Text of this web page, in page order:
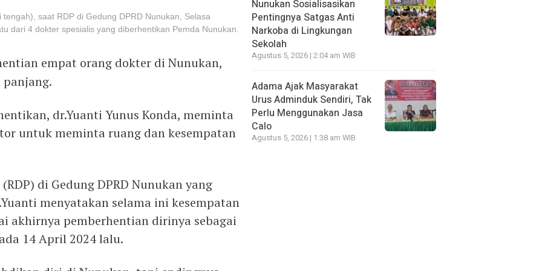
saat RDP di Gedung DPRD Nunukan, Selasa
dari 4 dokter spesialis yang diberhentikan Pemda Nunukan.
empat orang dokter di Nunukan,
dr.Yuanti Yunus Konda, meminta
untuk meminta ruang dan kesempatan
di Gedung DPRD Nunukan yang
menyatakan selama ini kesempatan
akhirnya pemberhentian dirinya sebagai
14 April 2024 lalu.
Nunukan Sosialisasikan
Pentingnya Satgas Anti
Narkoba di Lingkungan
Sekolah
Agustus 5, 2026 | 2:04 am WIB
Adama Ajak Masyarakat
Urus Adminduk Sendiri, Tak
Perlu Menggunakan Jasa
Calo
Agustus 5, 2026 | 1:38 am WIB